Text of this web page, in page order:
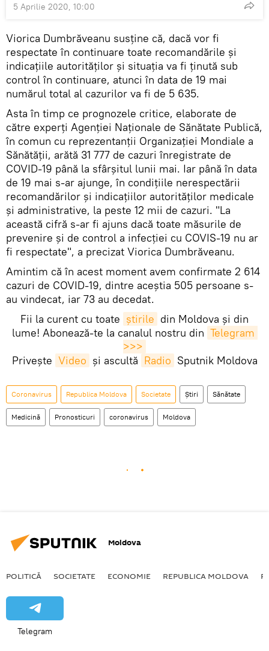
5 Aprilie 2020, 10:00
Viorica Dumbrăveanu susține că, dacă vor fi
respectate în continuare toate recomandările și
indicațiile autorităților și situația va fi ținută sub
control în continuare, atunci în data de 19 mai
numărul total al cazurilor va fi de 5 635.
Asta în timp ce prognozele critice, elaborate de
către experți Agenției Naționale de Sănătate Publică,
în comun cu reprezentanții Organizației Mondiale a
Sănătății, arătă 31 777 de cazuri înregistrate de
COVID-19 până la sfârșitul lunii mai. Iar până în data
de 19 mai s-ar ajunge, în condițiile nerespectării
recomandărilor și indicațiilor autorităților medicale
și administrative, la peste 12 mii de cazuri. "La
această cifră s-ar fi ajuns dacă toate măsurile de
prevenire și de control a infecției cu COVIS-19 nu ar
fi respectate", a precizat Viorica Dumbrăveanu.
Amintim că în acest moment avem confirmate 2 614
cazuri de COVID-19, dintre aceștia 505 persoane s-
au vindecat, iar 73 au decedat.
Fii la curent cu toate știrile din Moldova și din
lume! Abonează-te la canalul nostru din Telegram
>>>
Privește Video și ascultă Radio Sputnik Moldova
Coronavirus Republica Moldova Societate Știri Sănătate
Medicină Pronosticuri coronavirus Moldova
Moldova
POLITICĂ SOCIETATE ECONOMIE REPUBLICA MOLDOVA
Telegram